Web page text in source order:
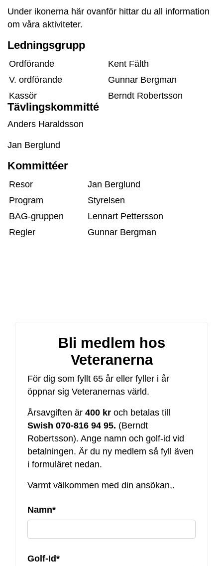
Under ikonerna här ovanför hittar du all information
om våra aktiviteter.
Ledningsgrupp
Ordförande
Kent Fälth
V. ordförande
Gunnar Bergman
Kassör
Berndt Robertsson
Sekreterare och
Webbredaktör
Ledamot
Tävlingskommitté
Anders Haraldsson
Jan Berglund
Kommittéer
Resor
Jan Berglund
Program
Styrelsen
BAG-gruppen
Lennart Pettersson
Regler
Gunnar Bergman
Bli medlem hos
Veteranerna
För dig som fyllt 65 år eller fyller i år
öppnar sig Veteranernas värld.
Årsavgiften är 400 kr och betalas till
Swish 070-816 94 95. (Berndt
Robertsson). Ange namn och golf-id vid
betalningen. Är du ny medlem så fyll även
i formuläret nedan.
Varmt välkommen med din ansökan,.
Namn*
Golf-Id*